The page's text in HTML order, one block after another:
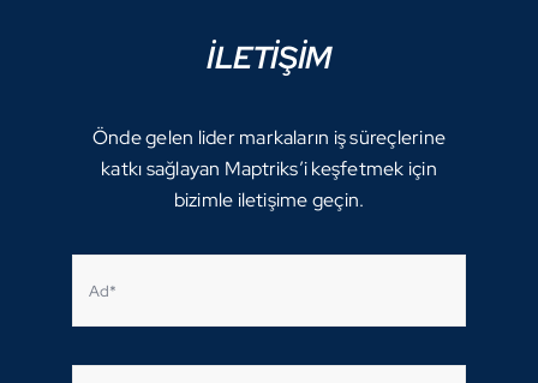
İLETİŞİM
Önde gelen lider markaların iş süreçlerine
katkı sağlayan Maptriks’i keşfetmek için
bizimle iletişime geçin.